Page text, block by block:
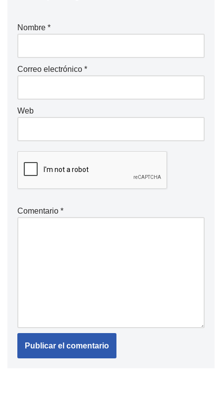
Nombre *
Correo electrónico *
Web
Comentario *